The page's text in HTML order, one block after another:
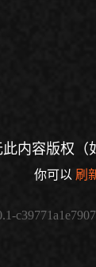
内容版权（
你可以 刷